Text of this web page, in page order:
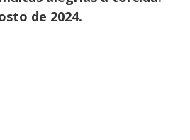
de 2024.